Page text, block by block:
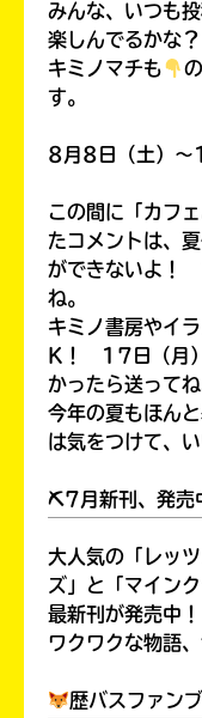
みんな、いつも
楽しんでるかな？
キミノマチも
す。
8月8日（土）～
この間に「カフ
たコメントは、
ができないよ！
ね。
キミノ書房やイ
K！ 17日（月）
かったら送ってね
今年の夏もほん
は気をつけて、
⛏7月新刊、発売
大人気の「レッ
ズ」と「マイン
最新刊が発売中
ワクワクな物語
歴バスファン